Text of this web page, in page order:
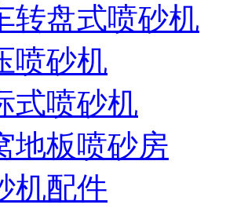
转盘式喷砂机
喷砂机
式喷砂机
地板喷砂房
机配件